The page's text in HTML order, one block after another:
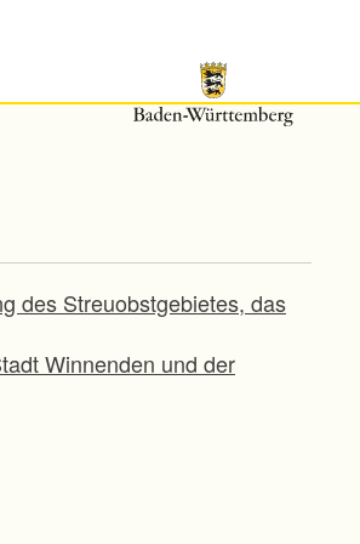
des Streuobstgebietes, das
Winnenden und der